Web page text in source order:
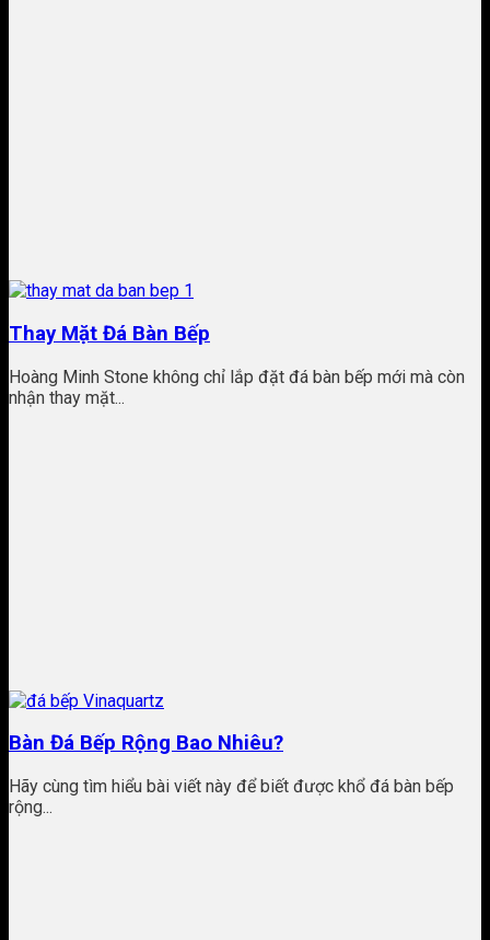
Thay Mặt Đá Bàn Bếp
Hoàng Minh Stone không chỉ lắp đặt đá bàn bếp mới mà còn
nhận thay mặt...
Bàn Đá Bếp Rộng Bao Nhiêu?
Hãy cùng tìm hiểu bài viết này để biết được khổ đá bàn bếp
rộng...